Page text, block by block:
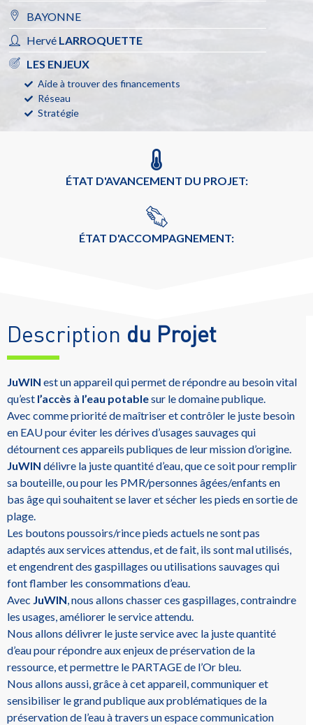
BAYONNE
Hervé LARROQUETTE
LES ENJEUX
Aide à trouver des financements
Réseau
Stratégie
ÉTAT D'AVANCEMENT DU PROJET:
ÉTAT D'ACCOMPAGNEMENT:
Description du Projet
JuWIN est un appareil qui permet de répondre au besoin vital
qu’est l’accès à l’eau potablesur le domaine publique.
Avec comme priorité de maîtriser et contrôler le juste besoin
en EAU pour éviter les dérives d’usages sauvages qui
détournent ces appareils publiques de leur mission d’origine.
JuWIN délivre la juste quantité d’eau, que ce soit pour remplir
sa bouteille, ou pour les PMR/personnes âgées/enfants en
bas âge qui souhaitent se laver et sécher les pieds en sortie de
plage.
Les boutons poussoirs/rince pieds actuels ne sont pas
adaptés aux services attendus, et de fait, ils sont mal utilisés,
et engendrent des gaspillages ou utilisations sauvages qui
font flamber les consommations d’eau.
Avec JuWIN, nous allons chasser ces gaspillages, contraindre
les usages, améliorer le service attendu.
Nous allons délivrer le juste service avec la juste quantité
d’eau pour répondre aux enjeux de préservation de la
ressource, et permettre le PARTAGE de l’Or bleu.
Nous allons aussi, grâce à cet appareil, communiquer et
sensibiliser le grand publique aux problématiques de la
préservation de l’eau à travers un espace communication